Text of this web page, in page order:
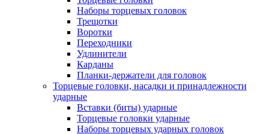
Наборы торцевых головок
Трещотки
Воротки
Переходники
Удлинители
Карданы
Планки-держатели для головок
Торцевые головки, насадки и принадлежности
ударные
Вставки (биты) ударные
Торцевые головки ударные
Наборы торцевых ударных головок